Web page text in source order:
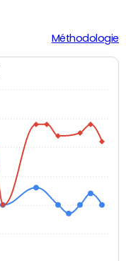
Méthodologie